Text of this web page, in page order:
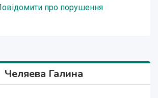
про порушення
Челяева Галина